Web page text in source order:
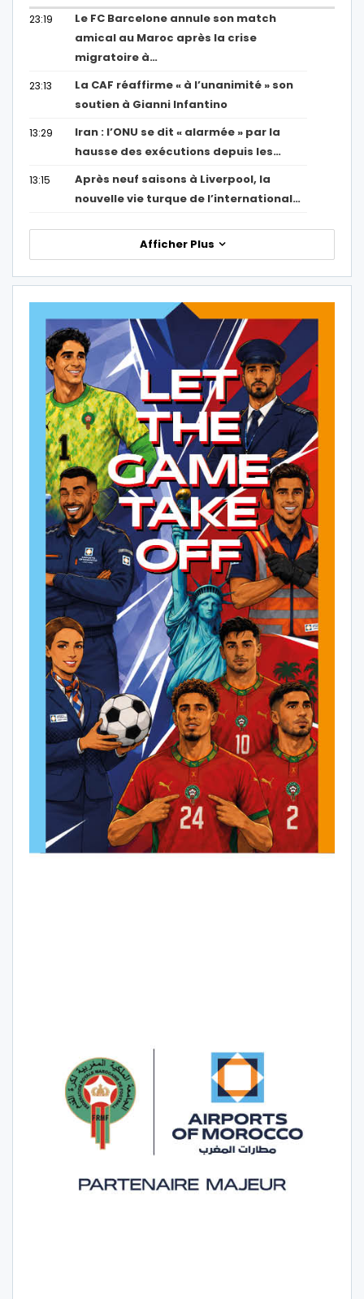
23:19
Le FC Barcelone annule son match
amical au Maroc après la crise
migratoire à…
23:13
La CAF réaffirme « à l’unanimité » son
soutien à Gianni Infantino
13:29
Iran : l’ONU se dit « alarmée » par la
hausse des exécutions depuis les…
13:15
Après neuf saisons à Liverpool, la
nouvelle vie turque de l’international…
Afficher Plus